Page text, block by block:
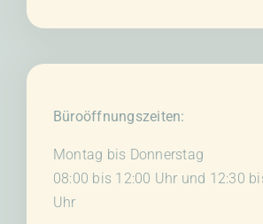
Büroöffnungszeiten:
Montag bis Donnerstag
08:00 bis 12:00 Uhr und 12:30
Uhr